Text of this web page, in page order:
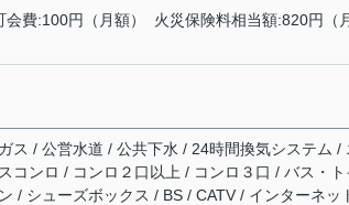
費:100円（月額） 火災保険料相当額:820円（
ス / 公営水道 / 公共下水 / 24時間換気システム /
コンロ / コンロ２口以上 / コンロ３口 / バス・ト
/ シューズボックス / BS / CATV / インターネッ